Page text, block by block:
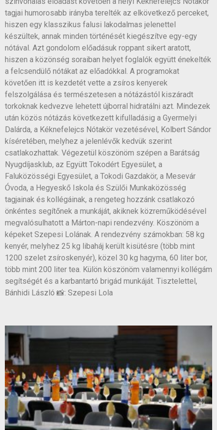
tagjai humorosabb irányba terelték az elkövetkező perceket,
hiszen egy klasszikus falusi lakodalmas jelenettel
készültek, annak minden történését kiegészítve egy-egy
nótával. Azt gondolom előadásuk roppant sikert aratott,
hiszen a közönség soraiban helyet foglalók együtt énekelték
a felcsendülő nótákat az előadókkal. A programokat
követően itt is kezdetét vette a zsíros kenyerek
felszolgálása és természetesen a nótázástól kiszáradt
torkoknak kedvezve lehetett újborral hidratálni azt. Mindezek
után közös nótázás következett kifulladásig a Gyermelyi
Dalárda, a Kéknefelejcs Nótakör vezetésével, Kolbert Sándor
kíséretében, melyhez a jelenlévők kedvük szerint
csatlakozhattak. Végezetül köszönöm szépen a Barátság
Nyugdíjasklub, az Együtt Tokodért Egyesület, a
Faluközösségi Egyesület, a Tokodi Gazdakör, a Mesevár
Óvoda, a Hegyeskő Iskola és Szülői Munkaközösség
tagjainak és kollégáinak, a rengeteg hozzánk csatlakozó
önkéntes segítőnek a munkáját, akiknek közreműködésével
megvalósulhatott a Márton-napi rendezvény. Köszönöm a
képeket Szepesi Lolának. A rendezvény számokban: 58 kg
kenyér, melyhez 25 kg libaháj került kisütésre (több mint
1200 szelet zsíroskenyér), közel 30 kg hagyma, 60 liter bor,
több mint 200 liter tea. Külön köszönöm valamennyi kollégám
segítségét és a karbantartó brigád munkáját. Tisztelettel,
Bánhidi László 📸: Szepesi Lola